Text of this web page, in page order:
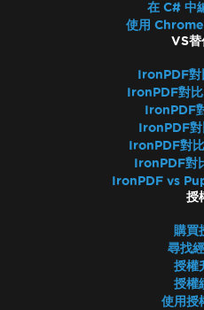
在 C# 中
使用
VS替
IronPDF
IronPDF對
IronPDF
IronPDF
IronPDF對
IronPDF
IronPDF vs
授
購買
尋找
授權
授權
使用授